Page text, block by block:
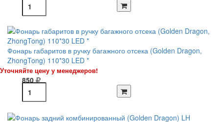
Фонарь габаритов в ручку багажного отсека (Golden Dragon,
ZhongTong) 110*30 LED *
Уточняйте цену у менеджеров!
850